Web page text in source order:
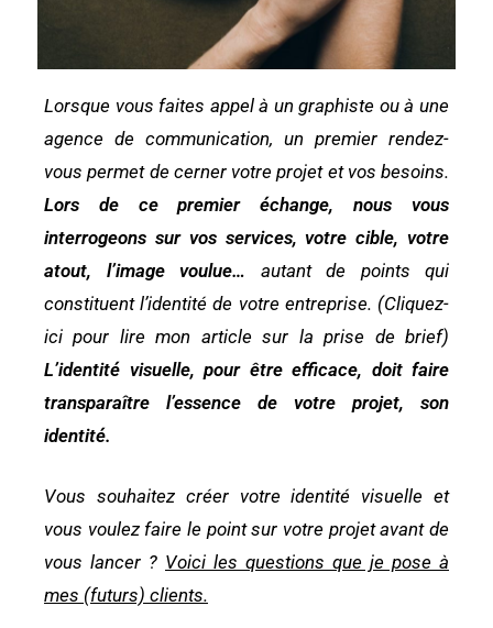
Lorsque vous faites appel à un graphiste ou à une
agence de communication, un premier rendez-
vous permet de cerner votre projet et vos besoins.
Lors de ce premier échange, nous vous
interrogeons sur vos services, votre cible, votre
atout, l’image voulue… autant de points qui
constituent l’identité de votre entreprise. (Cliquez-
ici pour lire mon article sur la prise de brief)
L’identité visuelle, pour être efficace, doit faire
transparaître l’essence de votre projet, son
identité.
Vous souhaitez créer votre identité visuelle et
vous voulez faire le point sur votre projet avant de
vous lancer ? Voici les questions que je pose à
mes (futurs) clients.